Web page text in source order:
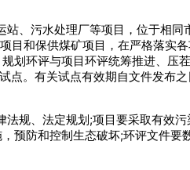
、污水处理厂等项目，位于相同
目和保供煤矿项目，在严格落实
划环评与项目环评统筹推进、压
点。有关试点有效期自文件发布
规、法定规划;项目要采取有效污
预防和控制生态破坏;环评文件要